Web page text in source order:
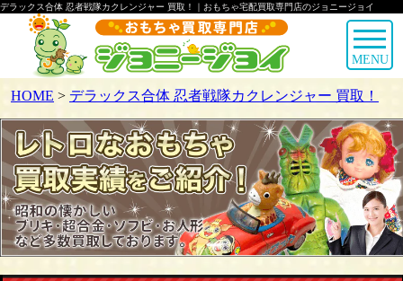
デラックス合体 忍者戦隊カクレンジャー 買取！｜おもちゃ宅配買取専門店のジョニージョイ
MENU
HOME > デラックス合体 忍者戦隊カクレンジャー 買取！